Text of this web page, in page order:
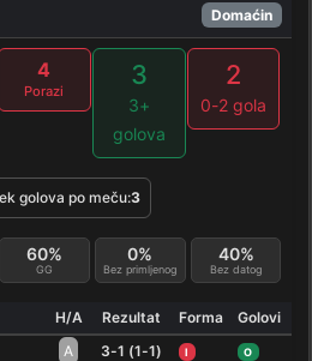
Domaćin
4
Porazi
3
3+
golova
2
0-2 gola
golova po meču:3
GG
60%
Bez primljenog
0%
Bez datog
40%
H/A Rezultat Forma
Golovi
A 3-1 (1-1) I O